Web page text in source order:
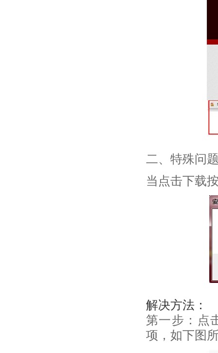
二、特殊问
当点击下载
解决方法：
第一步：点
项，如下图